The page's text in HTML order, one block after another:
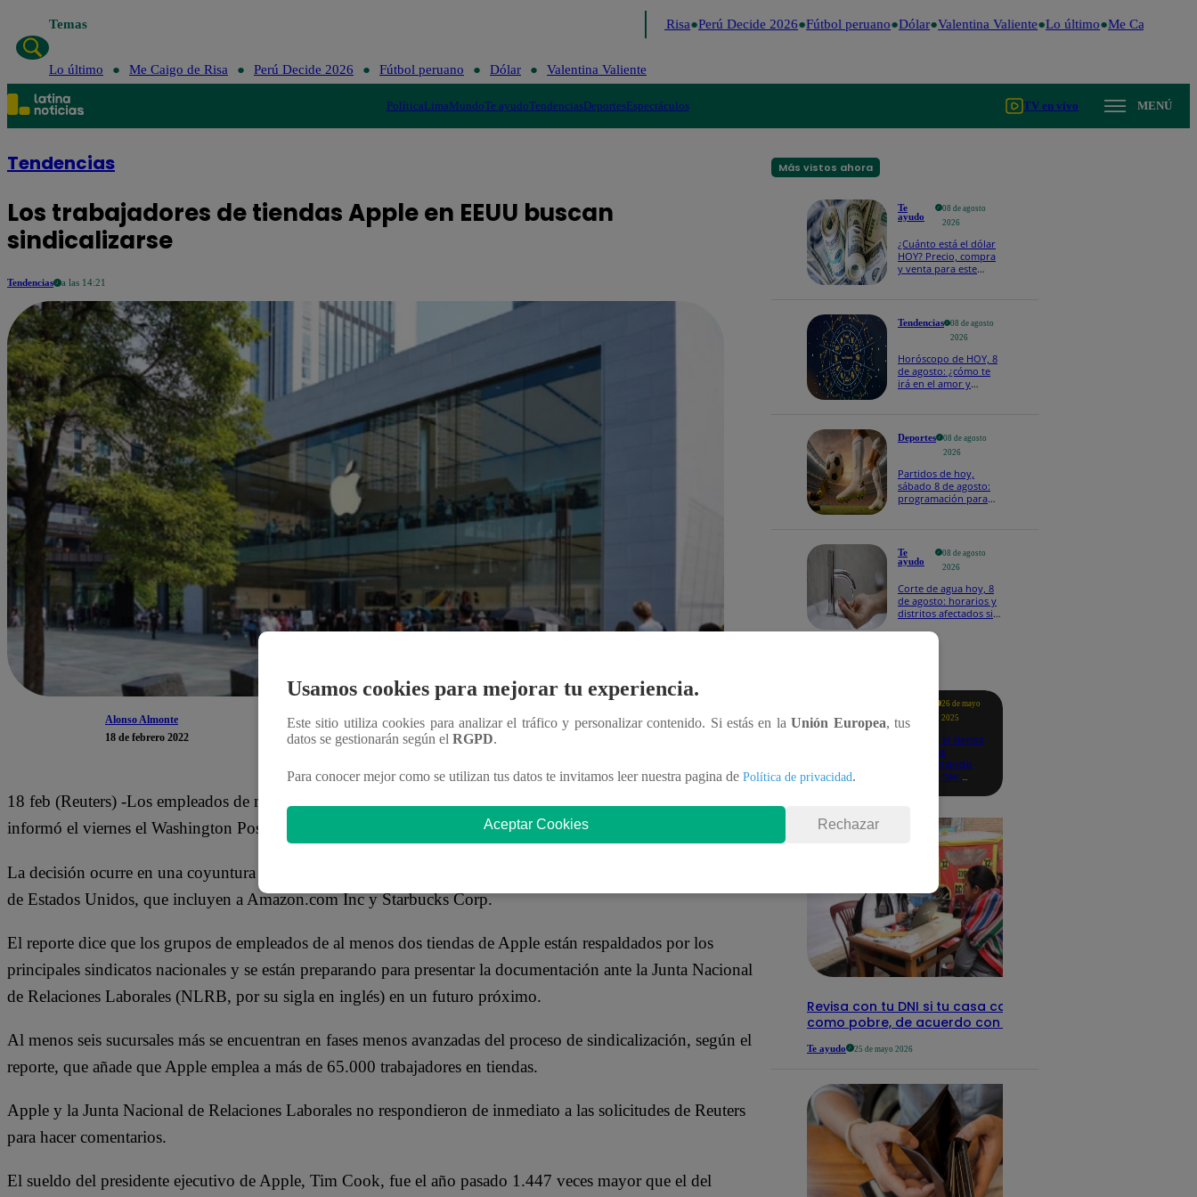
Temas Me Caigo de Risa Perú Decide 2026 Fútbol peruano Dólar Valentina Valiente Lo último Me Caigo de
Lo último Me Caigo de Risa Perú Decide 2026 Fútbol peruano Dólar Valentina Valiente
PolíticaLimaMundoTe ayudoTendenciasDeportesEspectáculos TV en vivo MENÚ
Tendencias
Los trabajadores de tiendas Apple en EEUU buscan
sindicalizarse
Tendencias a las 14:21
Alonso Almonte
18 de febrero 2022
Compartir
18 feb (Reuters) -Los empleados de muchas tiendas de Apple Inc. en Estados Unidos intentan sindicalizarse,
informó el viernes el Washington Post, citando a personas familiarizadas con los esfuerzos.
La decisión ocurre en una coyuntura de avances de los esfuerzos de sindicalización en grandes corporaciones
de Estados Unidos, que incluyen a Amazon.com Inc y Starbucks Corp.
El reporte dice que los grupos de empleados de al menos dos tiendas de Apple están respaldados por los
principales sindicatos nacionales y se están preparando para presentar la documentación ante la Junta Nacional
de Relaciones Laborales (NLRB, por su sigla en inglés) en un futuro próximo.
Al menos seis sucursales más se encuentran en fases menos avanzadas del proceso de sindicalización, según el
reporte, que añade que Apple emplea a más de 65.000 trabajadores en tiendas.
Apple y la Junta Nacional de Relaciones Laborales no respondieron de inmediato a las solicitudes de Reuters
para hacer comentarios.
El sueldo del presidente ejecutivo de Apple, Tim Cook, fue el año pasado 1.447 veces mayor que el del
Más vistos ahora
Te
ayudo
08 de agosto
2026
¿Cuánto está el dólar
HOY? Precio, compra
y venta para este
Tendencias
08 de agosto
2026
Horóscopo de HOY, 8
de agosto: ¿cómo te
irá en el amor y
Deportes
08 de agosto
2026
Partidos de hoy,
sábado 8 de agosto:
programación para
Te
ayudo
08 de agosto
2026
Corte de agua hoy, 8
de agosto: horarios y
distritos afectados sin
26 de mayo
2025
Revisa si tienes
deudas
consultando
con tu DNI:
detalles
Revisa con tu DNI si tu casa califica
como pobre, de acuerdo con el Sisfoh
Te ayudo 25 de mayo 2026
Usamos cookies para mejorar tu experiencia.
Este sitio utiliza cookies para analizar el tráfico y personalizar contenido. Si estás en laUnión Europea, tus
datos se gestionarán según el RGPD.
Para conocer mejor como se utilizan tus datos te invitamos leer nuestra pagina de Política de privacidad.
Aceptar Cookies Rechazar